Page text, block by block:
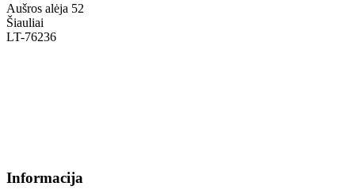
Aušros alėja 52
Šiauliai
LT-76236
Informacija